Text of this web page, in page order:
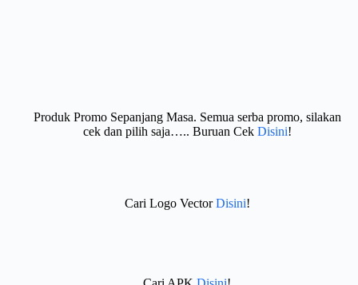
Produk Promo Sepanjang Masa. Semua serba promo, silakan
cek dan pilih saja….. Buruan Cek Disini!
Cari Logo VectorDisini!